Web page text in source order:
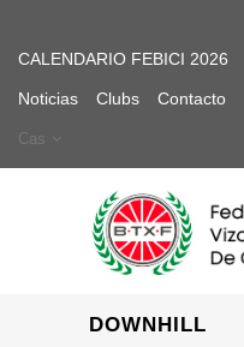
CALENDARIO FEBICI 2026
Noticias Clubs Contacto
Cas
DOWNHILL